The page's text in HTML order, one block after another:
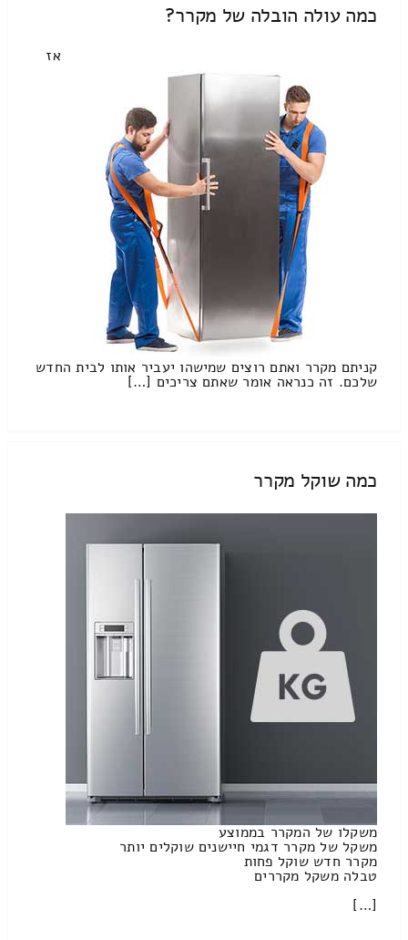
כמה עולה הובלה של מקרר?
אז
קניתם מקרר ואתם רוצים שמישהו יעביר אותו לבית החדש
שלכם. זה כנראה אומר שאתם צריכים […]
כמה שוקל מקרר
משקלו של המקרר בממוצע
משקל של מקרר דגמי חיישנים שוקלים יותר
מקרר חדש שוקל פחות
טבלה משקל מקררים
[…]